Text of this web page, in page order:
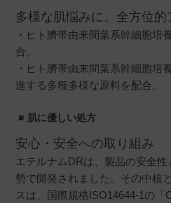
多様な肌悩みに、全方位的
・ヒト臍帯由来間葉系幹細胞培
合。
・ヒト臍帯由来間葉系幹細胞培
進する多種多様な原料を配合。
肌に優しい処方
安心・安全への取り組み
エテルナムDRは、製品の安全
勢で開発されました。その中核
スは、国際規格ISO14644-1の